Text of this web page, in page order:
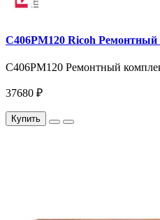
C406PM120 Ricoh Ремонтный
C406PM120 Ремонтный
37680 ₽
Купить